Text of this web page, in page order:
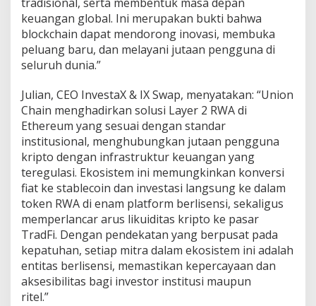
keuangan global. Ini merupakan bukti bahwa
blockchain dapat mendorong inovasi, membuka
peluang baru, dan melayani jutaan pengguna di
seluruh dunia.”
Julian, CEO InvestaX & IX Swap, menyatakan: “Union
Chain menghadirkan solusi Layer 2 RWA di
Ethereum yang sesuai dengan standar
institusional, menghubungkan jutaan pengguna
kripto dengan infrastruktur keuangan yang
teregulasi. Ekosistem ini memungkinkan konversi
fiat ke stablecoin dan investasi langsung ke dalam
token RWA di enam platform berlisensi, sekaligus
memperlancar arus likuiditas kripto ke pasar
TradFi. Dengan pendekatan yang berpusat pada
kepatuhan, setiap mitra dalam ekosistem ini adalah
entitas berlisensi, memastikan kepercayaan dan
aksesibilitas bagi investor institusi maupun
ritel.”